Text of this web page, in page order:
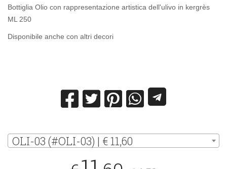
Bottiglia Olio con rappresentazione artistica dell'ulivo in kergrès
ML 250
Disponibile anche con altri decori
OLI-03 (#OLI-03) | € 11,60